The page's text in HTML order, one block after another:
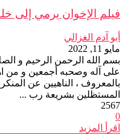
فيلم الإخوان يرمي إلى
أبو آدم الغزالي
مايو 11, 2022
بسم الله الرحمن الرحيم و
على آله وصحبه أجمعين و من
بالمعروف ، الناهيين عن
المستظلين بشريعة رب ...
2567
0
اقرأ المزيد